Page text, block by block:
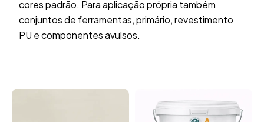
cores padrão. Para aplicação própria também
conjuntos de ferramentas, primário, revestimento
PU e componentes avulsos.